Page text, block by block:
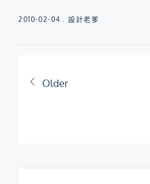
Posted
2010-02-04 設計老爹
文Older